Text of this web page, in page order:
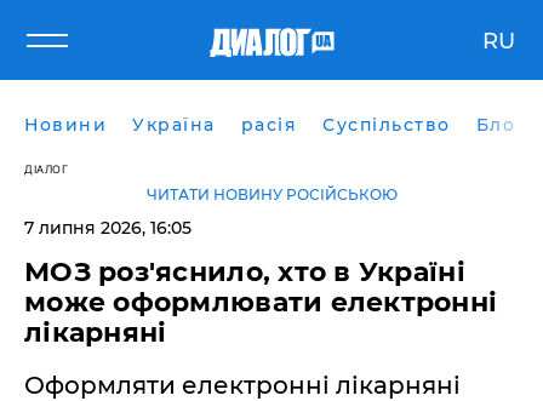
RU
Новини Україна расія Суспільство Блоги
ДІАЛОГ
ЧИТАТИ НОВИНУ РОСІЙСЬКОЮ
7 липня 2026, 16:05
МОЗ роз'яснило, хто в Україні
може оформлювати електронні
лікарняні
Оформляти електронні лікарняні